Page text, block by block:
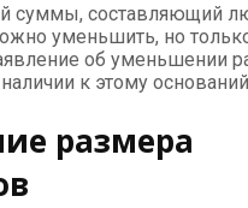
суммы, составляющий
уменьшить, но
об уменьшении
к этому оснований.
размера